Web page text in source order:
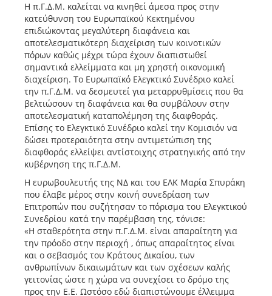
Η π.Γ.Δ.Μ. καλείται να κινηθεί άμεσα προς στην
κατεύθυνση του Ευρωπαϊκού Κεκτημένου
επιδιώκοντας μεγαλύτερη διαφάνεια και
αποτελεσματικότερη διαχείριση των κοινοτικών
πόρων καθώς μέχρι τώρα έχουν διαπιστωθεί
σημαντικά ελλείμματα και μη χρηστή οικονομική
διαχείριση. Το Ευρωπαϊκό Ελεγκτικό Συνέδριο καλεί
την π.Γ.Δ.Μ. να δεσμευτεί για μεταρρυθμίσεις που θα
βελτιώσουν τη διαφάνεια και θα συμβάλουν στην
αποτελεσματική καταπολέμηση της διαφθοράς.
Επίσης το Ελεγκτικό Συνέδριο καλεί την Κομισιόν να
δώσει προτεραιότητα στην αντιμετώπιση της
διαφθοράς ελλείψει αντίστοιχης στρατηγικής από την
κυβέρνηση της π.Γ.Δ.Μ.
Η ευρωβουλευτής της ΝΔ και του ΕΛΚ Μαρία Σπυράκη
που έλαβε μέρος στην κοινή συνεδρίαση των
Επιτροπών που συζήτησαν το πόρισμα του Ελεγκτικού
Συνεδρίου κατά την παρέμβαση της, τόνισε:
«Η σταθερότητα στην π.Γ.Δ.Μ. είναι απαραίτητη για
την πρόοδο στην περιοχή , όπως απαραίτητος είναι
και ο σεβασμός του Κράτους Δικαίου, των
ανθρωπίνων δικαιωμάτων και των σχέσεων καλής
γειτονίας ώστε η χώρα να συνεχίσει το δρόμο της
προς την Ε.Ε. Ωστόσο εδώ διαπιστώνουμε έλλειμμα